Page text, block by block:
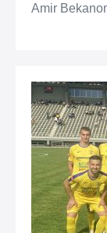
Amir